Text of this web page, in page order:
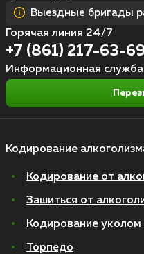
Кодирование
Кодирование от
Зашиться от
Кодирование уколом
Торпедо
Выездные бригады
Горячая линия 24/7
+7 (861) 217-63-
Информационная служба